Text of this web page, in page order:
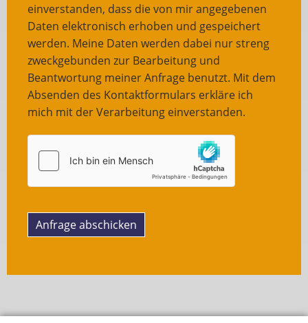
einverstanden, dass die von mir angegebenen
Daten elektronisch erhoben und gespeichert
werden. Meine Daten werden dabei nur streng
zweckgebunden zur Bearbeitung und
Beantwortung meiner Anfrage benutzt. Mit dem
Absenden des Kontaktformulars erkläre ich
mich mit der Verarbeitung einverstanden.
Anfrage abschicken